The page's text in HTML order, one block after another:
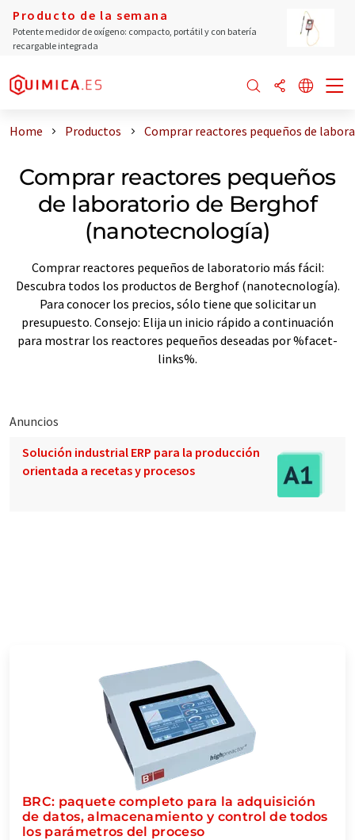
Producto de la semana
Potente medidor de oxígeno: compacto, portátil y con batería
recargable integrada
Home Productos Comprar reactores pequeños de
Comprar reactores pequeños
de laboratorio de Berghof
(nanotecnología)
Comprar reactores pequeños de laboratorio más fácil:
Descubra todos los productos de Berghof (nanotecnología).
Para conocer los precios, sólo tiene que solicitar un
presupuesto. Consejo: Elija un inicio rápido a continuación
para mostrar los reactores pequeños deseadas por %facet-
links%.
Anuncios
Solución industrial ERP para la producción
orientada a recetas y procesos
BRC: paquete completo para la adquisición
de datos, almacenamiento y control de todos
los parámetros del proceso